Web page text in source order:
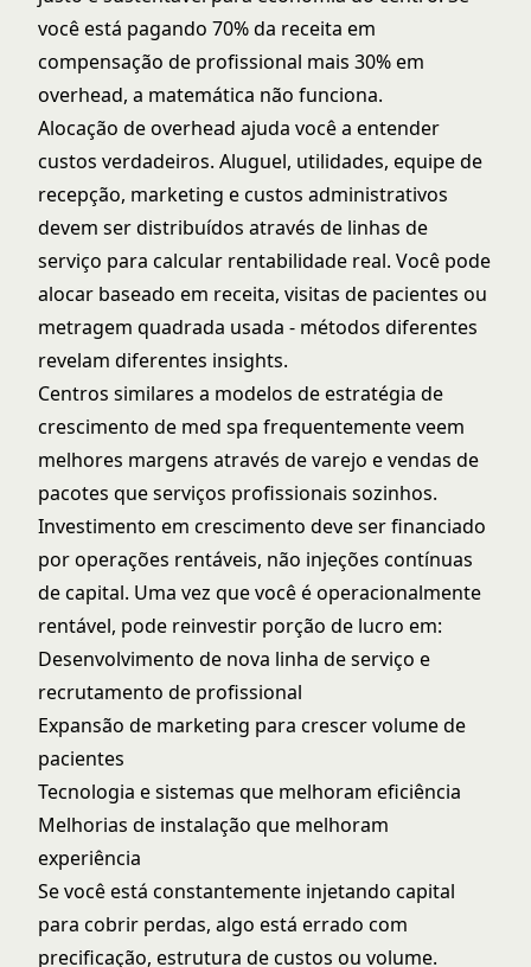
você está pagando 70% da receita em
compensação de profissional mais 30% em
overhead, a matemática não funciona.
Alocação de overhead ajuda você a entender
custos verdadeiros. Aluguel, utilidades, equipe de
recepção, marketing e custos administrativos
devem ser distribuídos através de linhas de
serviço para calcular rentabilidade real. Você pode
alocar baseado em receita, visitas de pacientes ou
metragem quadrada usada - métodos diferentes
revelam diferentes insights.
Centros similares a modelos deestratégia de
crescimento de med spa frequentemente veem
melhores margens através de varejo e vendas de
pacotes que serviços profissionais sozinhos.
Investimento em crescimento deve ser financiado
por operações rentáveis, não injeções contínuas
de capital. Uma vez que você é operacionalmente
rentável, pode reinvestir porção de lucro em:
Desenvolvimento de nova linha de serviço e
recrutamento de profissional
Expansão de marketing para crescer volume de
pacientes
Tecnologia e sistemas que melhoram eficiência
Melhorias de instalação que melhoram
experiência
Se você está constantemente injetando capital
para cobrir perdas, algo está errado com
precificação, estrutura de custos ou volume.